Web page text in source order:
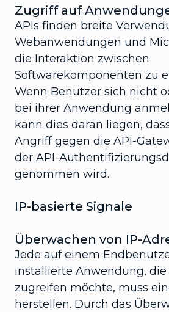
Zugriff auf
APIs finden breite
Webanwendungen und
die Interaktion zwischen
Softwarekomponenten zu
Wenn Benutzer sich nicht
bei ihrer Anwendung
kann dies daran liegen,
Angriff gegen die API-
der API-
genommen wird.
IP-basierte Signale
Überwachen von IP-
Jede auf einem
installierte Anwendung,
zugreifen möchte, muss
herstellen. Durch das